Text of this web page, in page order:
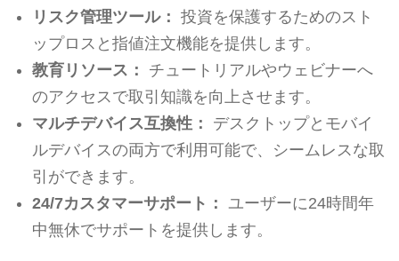
リスク管理ツール： 投資を保護するためのスト
ップロスと指値注文機能を提供します。
教育リソース：
チュートリアルやウェビナーへ
のアクセスで取引知識を向上させます。
マルチデバイス互換性：
デスクトップとモバイ
ルデバイスの両方で利用可能で、シームレスな取
引ができます。
24/7カスタマーサポート：
ユーザーに24時間年
中無休でサポートを提供します。